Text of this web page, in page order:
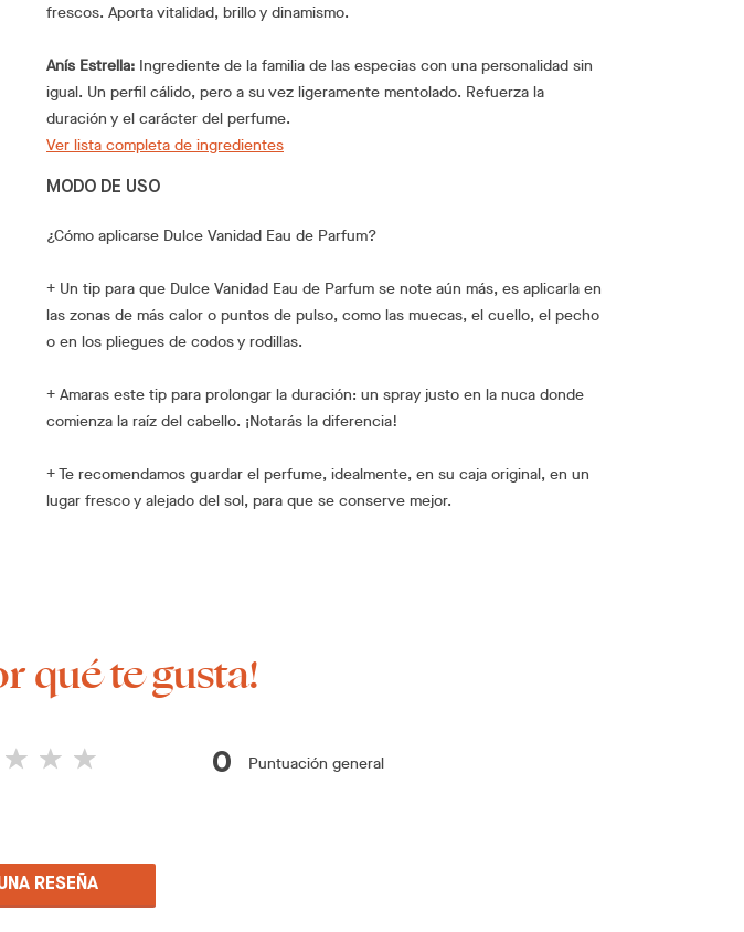
frescos. Aporta vitalidad, brillo y dinamismo.
Anís Estrella: Ingrediente de la familia de las especias con una personalidad sin
igual. Un perfil cálido, pero a su vez ligeramente mentolado. Refuerza la
duración y el carácter del perfume.
Ver lista completa de ingredientes
MODO DE USO
¿Cómo aplicarse Dulce Vanidad Eau de Parfum?
+ Un tip para que Dulce Vanidad Eau de Parfum se note aún más, es aplicarla en
las zonas de más calor o puntos de pulso, como las muecas, el cuello, el pecho
o en los pliegues de codos y rodillas.
+ Amaras este tip para prolongar la duración: un spray justo en la nuca donde
comienza la raíz del cabello. ¡Notarás la diferencia!
+ Te recomendamos guardar el perfume, idealmente, en su caja original, en un
lugar fresco y alejado del sol, para que se conserve mejor.
qué te gusta!
0 Puntuación general
RESEÑA